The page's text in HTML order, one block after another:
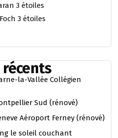
3 étoiles
3 étoiles
la-Vallée Collégien
Sud (rénové)
Aéroport Ferney (rénové)
le soleil couchant